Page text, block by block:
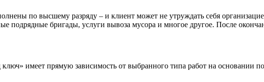
по высшему разряду – и клиент может не утруждать себя
подрядные бригады, услуги вывоза мусора и многое другое. После
имеет прямую зависимость от выбранного типа работ на основании